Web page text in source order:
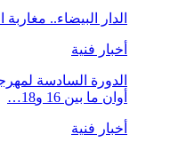
الدار البيضاء..
أخبار فنية
الدورة السادسة
أوان ما بين 16 و18…
أخبار فنية